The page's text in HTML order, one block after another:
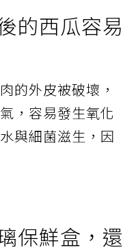
的西瓜容易
的外皮被破壞，
，容易發生氧化
與細菌滋生，因
保鮮盒，還